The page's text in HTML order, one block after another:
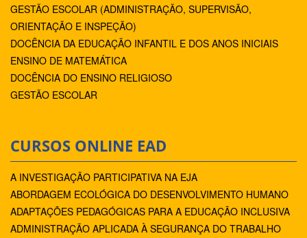
GESTÃO ESCOLAR (ADMINISTRAÇÃO, SUPERVISÃO,
ORIENTAÇÃO E INSPEÇÃO)
DOCÊNCIA DA EDUCAÇÃO INFANTIL E DOS ANOS INICIAIS
ENSINO DE MATEMÁTICA
DOCÊNCIA DO ENSINO RELIGIOSO
GESTÃO ESCOLAR
CURSOS ONLINE EAD
A INVESTIGAÇÃO PARTICIPATIVA NA EJA
ABORDAGEM ECOLÓGICA DO DESENVOLVIMENTO HUMANO
ADAPTAÇÕES PEDAGÓGICAS PARA A EDUCAÇÃO INCLUSIVA
ADMINISTRAÇÃO APLICADA À SEGURANÇA DO TRABALHO